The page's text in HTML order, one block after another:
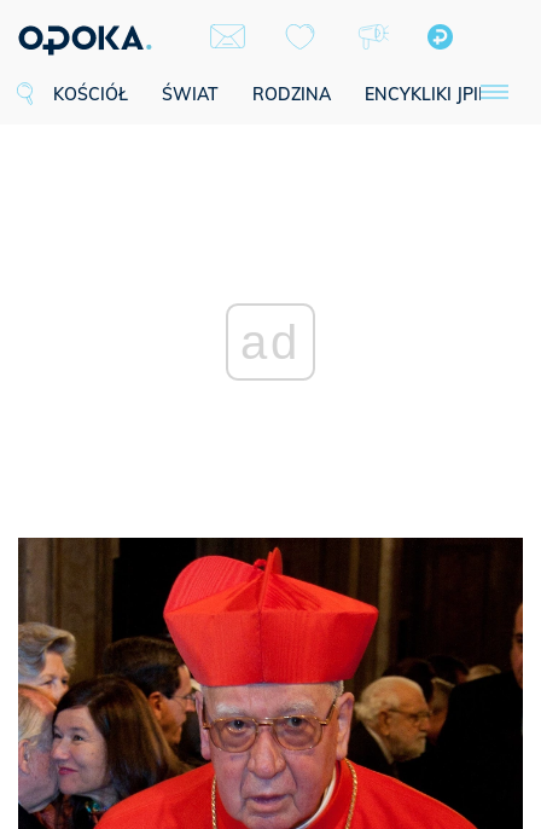
KOŚCIÓŁ ŚWIAT RODZINA ENCYKLIKI JPII
ad